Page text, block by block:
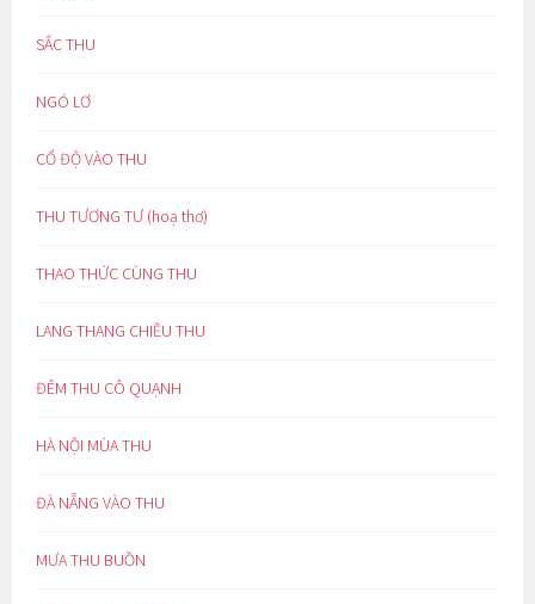
SẮC THU
NGÓ LƠ
CỔ ĐỘ VÀO THU
THU TƯƠNG TƯ (hoạ thơ)
THAO THỨC CÙNG THU
LANG THANG CHIỀU THU
ĐÊM THU CÔ QUẠNH
HÀ NỘI MÙA THU
ĐÀ NẴNG VÀO THU
MƯA THU BUỒN